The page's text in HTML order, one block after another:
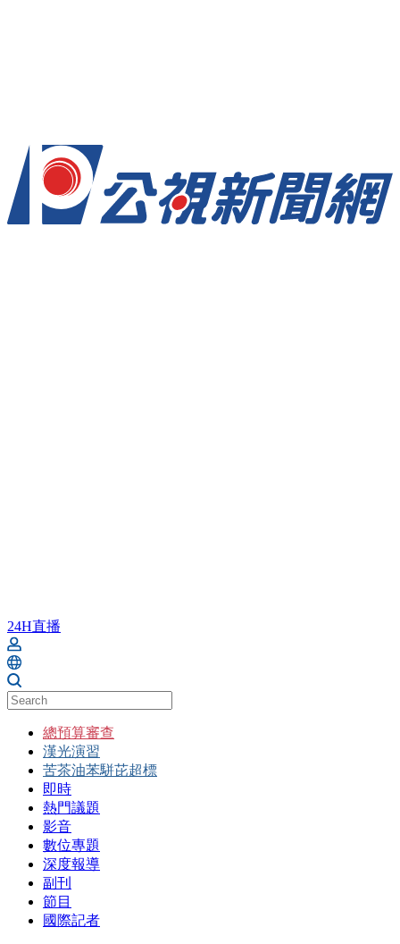
24H直播
總預算審查
漢光演習
苦茶油苯駢芘超標
即時
熱門議題
影音
數位專題
深度報導
副刊
節目
國際記者